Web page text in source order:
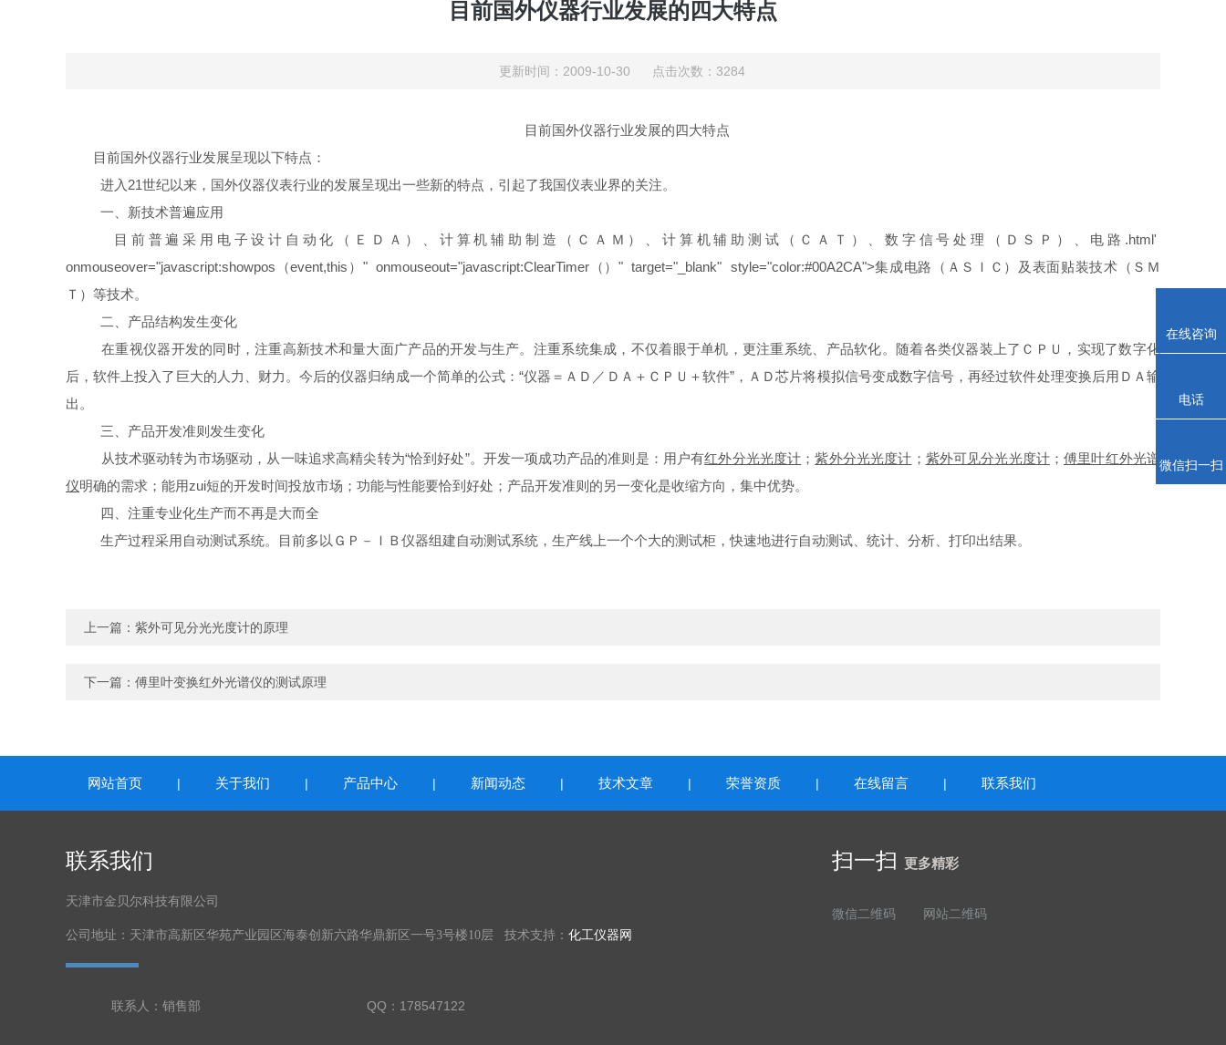
目前国外仪器行业发展的四大特点
更新时间：2009-10-30 点击次数：3284
目前国外仪器行业发展的四大特点
目前国外仪器行业发展呈现以下特点：
进入21世纪以来，国外仪器仪表行业的发展呈现出一些新的特点，引起了我国仪表业界的关注。
一、新技术普遍应用
目前普遍采用电子设计自动化（ＥＤＡ）、计算机辅助制造（ＣＡＭ）、计算机辅助测试（ＣＡＴ）、数字信号处理（ＤＳＰ）、电路.html'
onmouseover="javascript:showpos（event,this）" onmouseout="javascript:ClearTimer（）" target="_blank" style="color:#00A2CA">集成电路（ＡＳＩＣ）及表面贴装技术（ＳＭ
Ｔ）等技术。
二、产品结构发生变化
在重视仪器开发的同时，注重高新技术和量大面广产品的开发与生产。注重系统集成，不仅着眼于单机，更注重系统、产品软化。随着各类仪器装上了ＣＰＵ，实现了数字化
后，软件上投入了巨大的人力、财力。今后的仪器归纳成一个简单的公式：“仪器＝ＡＤ／ＤＡ＋ＣＰＵ＋软件”，ＡＤ芯片将模拟信号变成数字信号，再经过软件处理变换后用ＤＡ输
出。
三、产品开发准则发生变化
从技术驱动转为市场驱动，从一味追求高精尖转为“恰到好处”。开发一项成功产品的准则是：用户有红外分光光度计 ；紫外分光光度计 ； 紫外可见分光光度计； 傅里叶红外光谱
仪明确的需求；能用zui短的开发时间投放市场；功能与性能要恰到好处；产品开发准则的另一变化是收缩方向，集中优势。
四、注重专业化生产而不再是大而全
生产过程采用自动测试系统。目前多以ＧＰ－ＩＢ仪器组建自动测试系统，生产线上一个个大的测试柜，快速地进行自动测试、统计、分析、打印出结果。
上一篇： 紫外可见分光光度计的原理
下一篇： 傅里叶变换红外光谱仪的测试原理
网站首页 | 关于我们 | 产品中心 | 新闻动态 | 技术文章 | 荣誉资质 | 在线留言 | 联系我们
联系我们
天津市金贝尔科技有限公司
公司地址：天津市高新区华苑产业园区海泰创新六路华鼎新区一号3号楼10层 技术支持： 化工仪器网
联系人：销售部 QQ：178547122
扫一扫 更多精彩
微信二维码 网站二维码
在线咨询
电话
微信扫一扫